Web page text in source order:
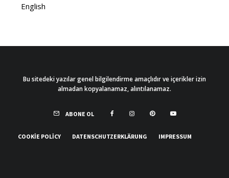
English
Bu sitedeki yazılar genel bilgilendirme amaçlıdır ve içerikler izin
almadan kopyalanamaz, alıntılanamaz.
ABONE OL
COOKIE POLICY DATENSCHUTZERKLÄRUNG IMPRESSUM